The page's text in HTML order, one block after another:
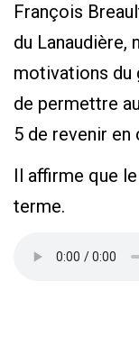
François
du Lanaudière,
motivations du
de permettre
5 de revenir en
Il affirme que
terme.